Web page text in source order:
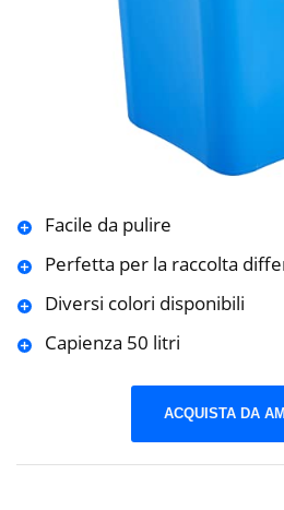
Facile da pulire
Perfetta per la raccolta
Diversi colori disponibili
Capienza 50 litri
ACQUISTA DA